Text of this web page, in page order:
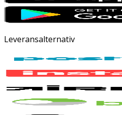
Leveransalternativ